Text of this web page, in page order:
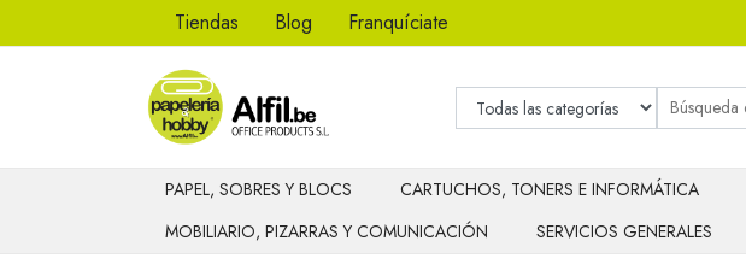
Tiendas Blog Franquíciate
PAPEL, SOBRES Y BLOCS CARTUCHOS, TONERS E INFORMÁTICA
MOBILIARIO, PIZARRAS Y COMUNICACIÓN
SERVICIOS GENERALES